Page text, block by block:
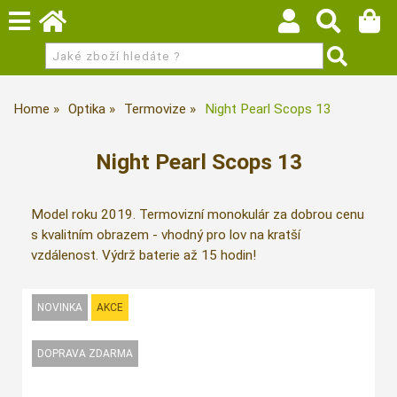
Home Optika Termovize Night Pearl Scops 13
Night Pearl Scops 13
Model roku 2019. Termovizní monokulár za dobrou cenu
s kvalitním obrazem - vhodný pro lov na kratší
vzdálenost. Výdrž baterie až 15 hodin!